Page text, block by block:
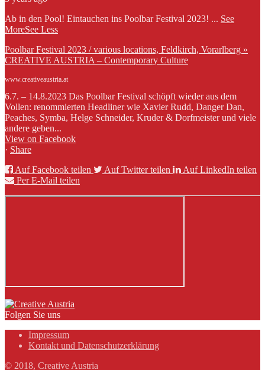
Ab in den Pool! Eintauchen ins Poolbar Festival 2023! ... See
MoreSee Less
Poolbar Festival 2023 / various locations, Feldkirch, Vorarlberg »
CREATIVE AUSTRIA – Contemporary Culture
www.creativeaustria.at
6.7. – 14.8.2023 Das Poolbar Festival schöpft wieder aus dem
Vollen: renommierten Headliner wie Xavier Rudd, Danger Dan,
Peaches, Symba, Helge Schneider, Kruder & Dorfmeister und viele
andere geben...
View on Facebook
· Share
Auf Facebook teilen
Auf Twitter teilen
Auf LinkedIn teilen
Per E-Mail teilen
Folgen Sie uns
Impressum
Kontakt und Datenschutzerklärung
© 2018, Creative Austria